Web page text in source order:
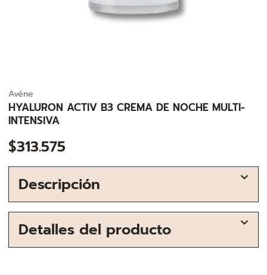
Avéne
HYALURON ACTIV B3 CREMA DE NOCHE MULTI-
INTENSIVA
$313.575
Descripción
Detalles del producto